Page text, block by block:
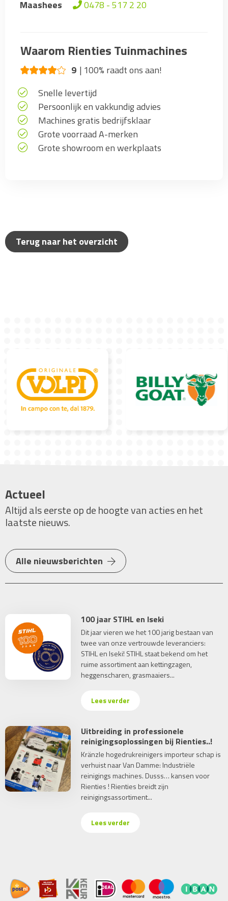
Maashees 0478 - 517 2 20
Waarom Rienties Tuinmachines
9 100% raadt ons aan!
Snelle levertijd
Persoonlijk en vakkundig advies
Machines gratis bedrijfsklaar
Grote voorraad A-merken
Grote showroom en werkplaats
Terug naar het overzicht
Actueel
Altijd als eerste op de hoogte van acties en het
laatste nieuws.
Alle nieuwsberichten
100 jaar STIHL en Iseki
Dit jaar vieren we het 100 jarig bestaan van
twee van onze vertrouwde leveranciers:
STIHL en Iseki! STIHL staat bekend om het
ruime assortiment aan kettingzagen,
heggenscharen, grasmaaiers...
Lees verder
Uitbreiding in professionele
reinigingsoplossingen bij Rienties..!
Kränzle hogedrukreinigers importeur schap is
verhuist naar Van Damme: Industriële
reinigings machines. Dusss… kansen voor
Rienties ! Rienties breidt zijn
reinigingsassortiment...
Lees verder